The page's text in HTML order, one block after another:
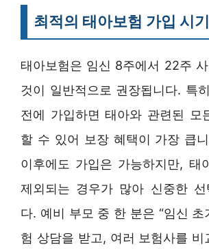
최적의 태아보험 가입 시기
태아보험은 임신 8주에서 22주
것이 일반적으로 권장됩니다. 특
전에 가입하면 태아와 관련된 모
할 수 있어 보장 혜택이 가장 큽
이후에도 가입은 가능하지만, 태
제외되는 경우가 많아 신중한 선
다. 예비 부모 중 한 분은 “임신 초
험 상담을 받고, 여러 보험사를 비